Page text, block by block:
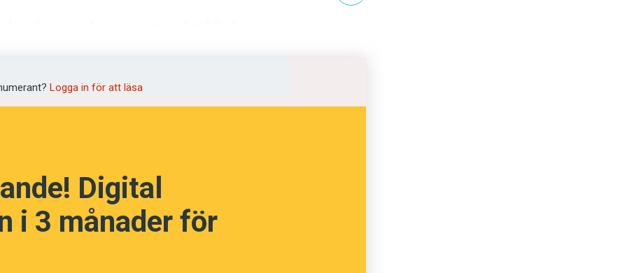
av den språkliga mångfalden.
Rapparna Ms Dynamite och Dizzee
creps, 'joggingskor', low batties,
Logga in för att läsa
Digital
i 3 månader för